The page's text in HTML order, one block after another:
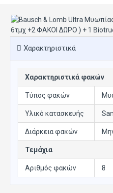
Χαρακτηριστικά
Χαρακτηριστικά φακών
Τύπος φακών
Υλικό κατασκευής
Διάρκεια φακών
Τεμάχια
Αριθμός φακών 8